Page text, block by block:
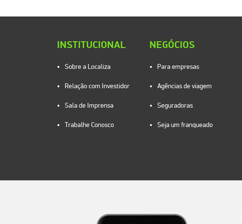
INSTITUCIONAL
Sobre a Localiza
Relação com Investidor
Sala de Imprensa
Trabalhe Conosco
NEGÓCIOS
Para empresas
Agências de viagem
Seguradoras
Seja um franqueado